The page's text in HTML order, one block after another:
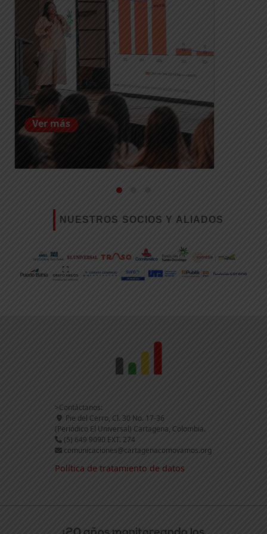
Ver más
NUESTROS SOCIOS Y ALIADOS
>Contáctanos:
Pie del Cerro, Cl. 30 No. 17-36
(Periódico El Universal) Cartagena, Colombia.
(5) 649 9090 EXT. 274
comunicaciones@cartagenacomovamos.org
Política de tratamiento de datos